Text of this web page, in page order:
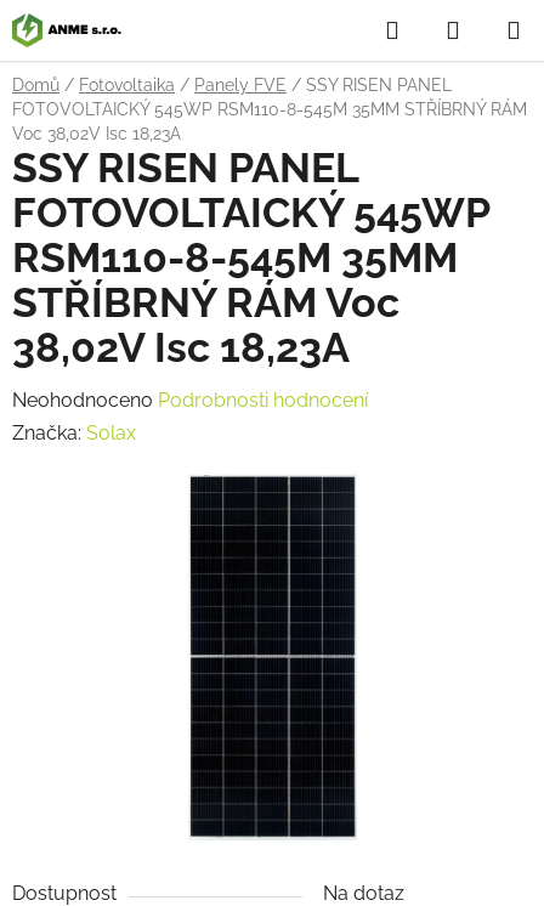
Přejít
na
obsah
Hledat
KOŠÍK
Domů / Fotovoltaika / Panely FVE / SSY RISEN PANEL
FOTOVOLTAICKÝ 545WP RSM110-8-545M 35MM STŘÍBRNÝ RÁM
Voc 38,02V Isc 18,23A
Dostupnost
Na dotaz
SSY RISEN PANEL
FOTOVOLTAICKÝ 545WP
RSM110-8-545M 35MM
STŘÍBRNÝ RÁM Voc
38,02V Isc 18,23A
Průměrné
hodnocení
Neohodnoceno Podrobnosti hodnocení
Značka: Solax